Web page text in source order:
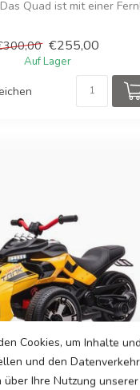
Quad ist mit einer
€255,00
Auf Lager
Cookies, um Inhalte
und den
über Ihre Nutzung